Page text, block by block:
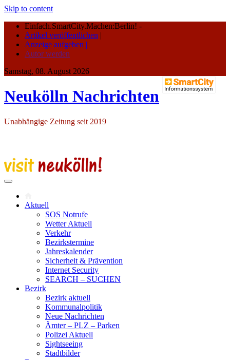
Skip to content
Einfach.SmartCity.Machen:Berlin! -
Artikel veröffentlichen |
Anzeige aufgeben |
Autor werden
Samstag, 08. August 2026
Neukölln Nachrichten
Unabhängige Zeitung seit 2019
Aktuell
SOS Notrufe
Wetter Aktuell
Verkehr
Bezirkstermine
Jahreskalender
Sicherheit & Prävention
Internet Security
SEARCH – SUCHEN
Bezirk
Bezirk aktuell
Kommunalpolitik
Neue Nachrichten
Ämter – PLZ – Parken
Polizei Aktuell
Sightseeing
Stadtbilder